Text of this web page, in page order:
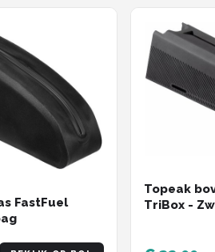
FastFuel
Topeak
TriBox -